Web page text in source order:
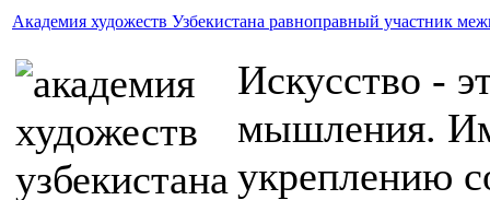
Академия художеств Узбекистана равноправный участник
Искусство -
мышления.
укреплению